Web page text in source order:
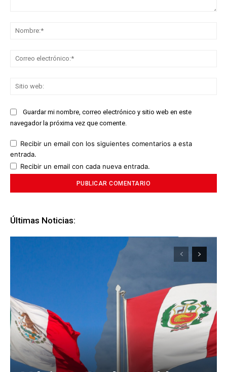
Guardar mi nombre, correo electrónico y sitio web en este
navegador la próxima vez que comente.
Recibir un email con los siguientes comentarios a esta
entrada.
Recibir un email con cada nueva entrada.
Últimas Noticias: